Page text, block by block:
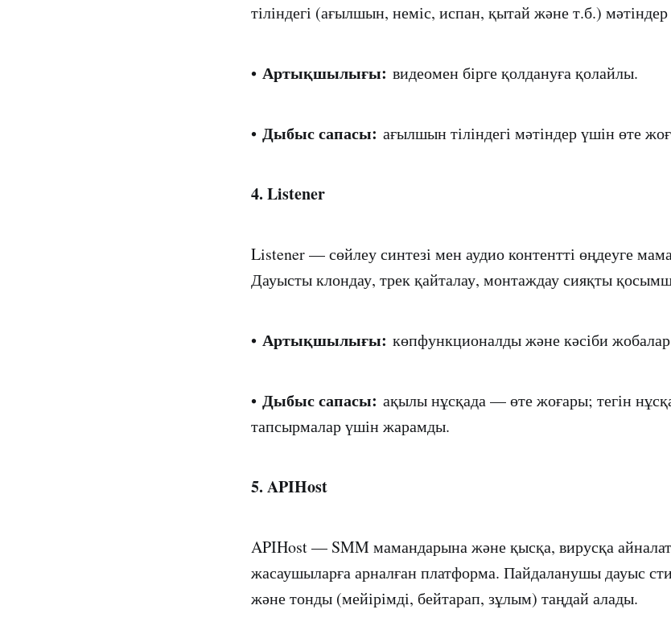
тіліндегі (ағылшын, неміс, испан, қытай және т.б.)
• Артықшылығы: видеомен бірге қолдануға қолайлы.
• Дыбыс сапасы: ағылшын тіліндегі мәтіндер үшін өте
4. Listener
Listener — сөйлеу синтезі мен аудио контентті өңдеуге
Дауысты клондау, трек қайталау, монтаждау сияқты
• Артықшылығы: көпфункционалды және кәсіби
• Дыбыс сапасы: ақылы нұсқада — өте жоғары; тегін
тапсырмалар үшін жарамды.
5. APIHost
APIHost — SMM мамандарына және қысқа, вирусқа
жасаушыларға арналған платформа. Пайдаланушы дауыс
және тонды (мейірімді, бейтарап, зұлым) таңдай алады.